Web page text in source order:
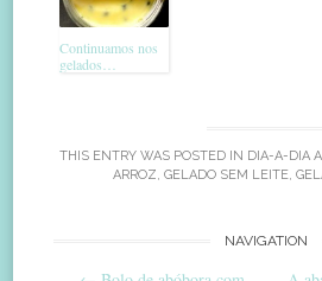
Continuamos nos
gelados…
THIS ENTRY WAS POSTED IN DIA-A-DIA
ARROZ, GELADO SEM LEITE,
NAVIGATION